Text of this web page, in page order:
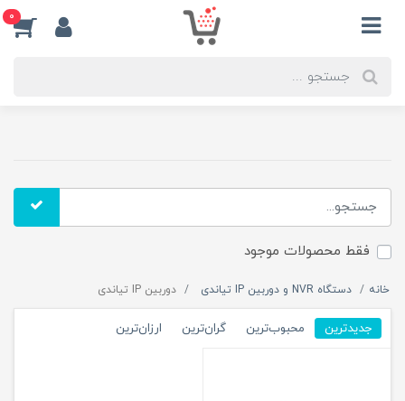
0
فقط محصولات موجود
خانه دستگاه NVR و دوربین IP تیاندی دوربین IP تیاندی
جدیدترین محبوب‌ترین گران‌ترین ارزان‌ترین